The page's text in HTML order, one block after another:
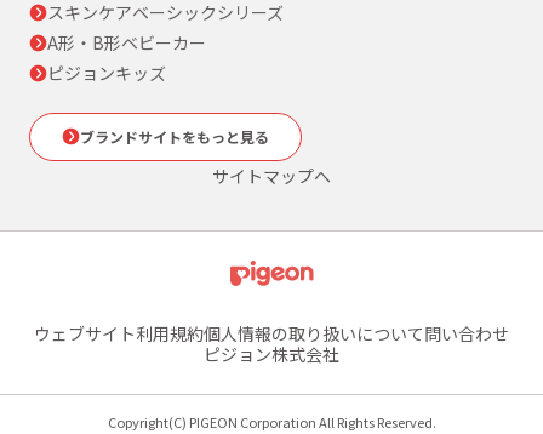
スキンケアベーシックシリーズ
A形・B形ベビーカー
ピジョンキッズ
ブランドサイトをもっと見る
サイトマップへ
ウェブサイト利用規約個人情報の取り扱いについて問い合わせ
ピジョン株式会社
Copyright(C) PIGEON Corporation All Rights Reserved.